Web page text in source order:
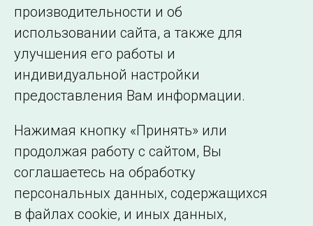
Подписаться на новости
©2005–2026 АО «СО ЕЭС»
Филиалы и
представительства
образовательной
организации
производительности и об
использовании сайта, а также для
улучшения его работы и
индивидуальной настройки
предоставления Вам информации.
Нажимая кнопку «Принять» или
продолжая работу с сайтом, Вы
соглашаетесь на обработку
персональных данных, содержащихся
в файлах cookie, и иных данных,